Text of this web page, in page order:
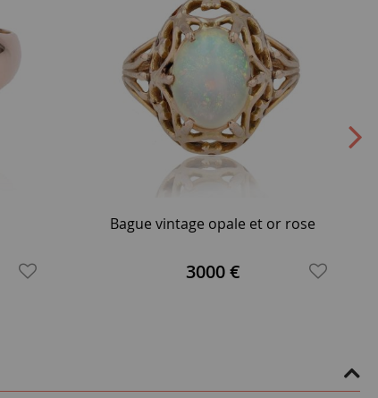
Bague vintage opale et or rose
3000 €